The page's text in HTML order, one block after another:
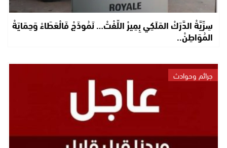
سِرِّيَّةْ الدَّرَكْ المَلَكِي بِمِيرْ اللِّفْتْ… نَمُوذَجْ فَالْعَطَاءْ وَحِمَايَةْ
المُوَاطِنْ..
جرائم وحوادث